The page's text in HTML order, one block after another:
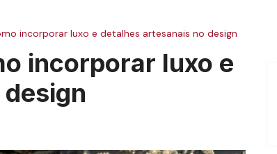
incorporar luxo e detalhes artesanais no design
incorporar luxo e